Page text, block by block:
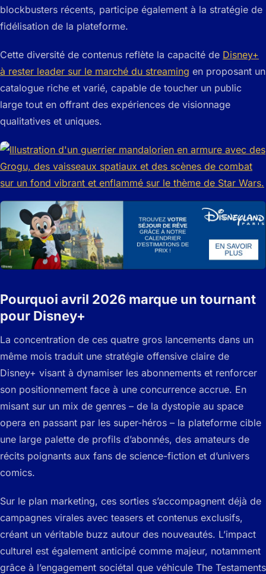
blockbusters récents, participe également à la stratégie de
fidélisation de la plateforme.
Cette diversité de contenus reflète la capacité de Disney+
à rester leader sur le marché du streaming en proposant un
catalogue riche et varié, capable de toucher un public
large tout en offrant des expériences de visionnage
qualitatives et uniques.
Pourquoi avril 2026 marque un tournant
pour Disney+
La concentration de ces quatre gros lancements dans un
même mois traduit une stratégie offensive claire de
Disney+ visant à dynamiser les abonnements et renforcer
son positionnement face à une concurrence accrue. En
misant sur un mix de genres – de la dystopie au space
opera en passant par les super-héros – la plateforme cible
une large palette de profils d’abonnés, des amateurs de
récits poignants aux fans de science-fiction et d’univers
comics.
Sur le plan marketing, ces sorties s’accompagnent déjà de
campagnes virales avec teasers et contenus exclusifs,
créant un véritable buzz autour des nouveautés. L’impact
culturel est également anticipé comme majeur, notamment
grâce à l’engagement sociétal que véhicule The Testaments